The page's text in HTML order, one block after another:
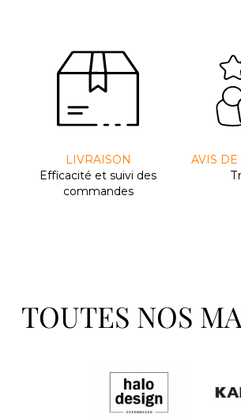
LIVRAISON
Efﬁcacité et suivi des
commandes
AVIS
TOUTES NOS